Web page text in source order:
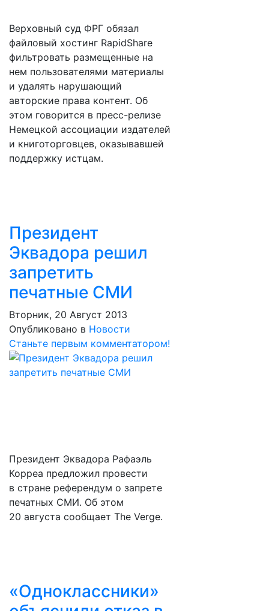
Верховный суд ФРГ обязал
файловый хостинг RapidShare
фильтровать размещенные на
нем пользователями материалы
и удалять нарушающий
авторские права контент. Об
этом говорится в пресс-релизе
Немецкой ассоциации издателей
и книготорговцев, оказывавшей
поддержку истцам.
Президент
Эквадора решил
запретить
печатные СМИ
Вторник, 20 Август 2013
Опубликовано в Новости
Станьте первым комментатором!
Президент Эквадора Рафаэль
Корреа предложил провести
в стране референдум о запрете
печатных СМИ. Об этом
20 августа сообщает The Verge.
«Одноклассники»